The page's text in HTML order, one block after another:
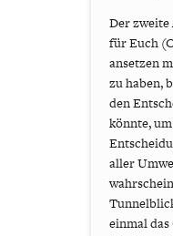
Der
für Euch
ansetzen
zu haben,
den
könnte,
aller
einmal